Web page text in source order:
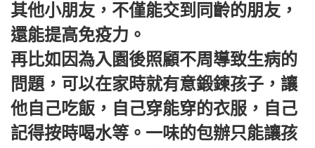
其他小朋友，不僅能交到同齡的朋友，
還能提高免疫力。
再比如因為入園後照顧不周導致生病的
問題，可以在家時就有意鍛鍊孩子，讓
他自己吃飯，自己穿能穿的衣服，自己
記得按時喝水等。一味的包辦只能讓孩